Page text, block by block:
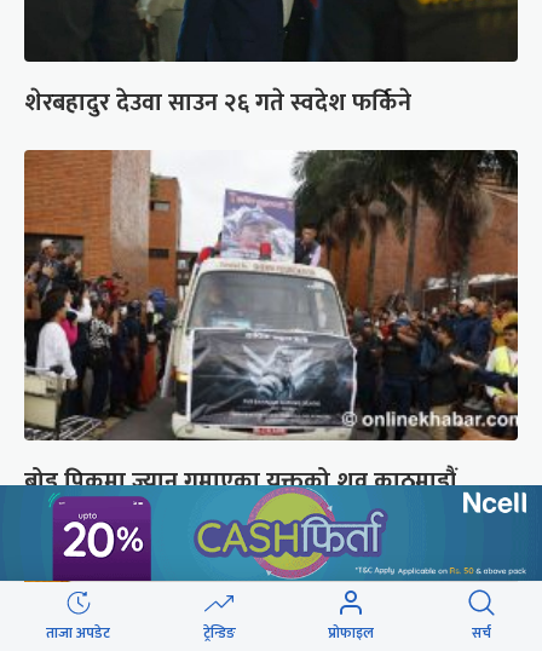
शेरबहादुर देउवा साउन २६ गते स्वदेश फर्किने
ब्रोड पिकमा ज्यान गुमाएका युक्तको शव काठमाडौं
ल्याइयो (तस्वीरहरू)
ताजा अपडेट ट्रेन्डिङ प्रोफाइल सर्च